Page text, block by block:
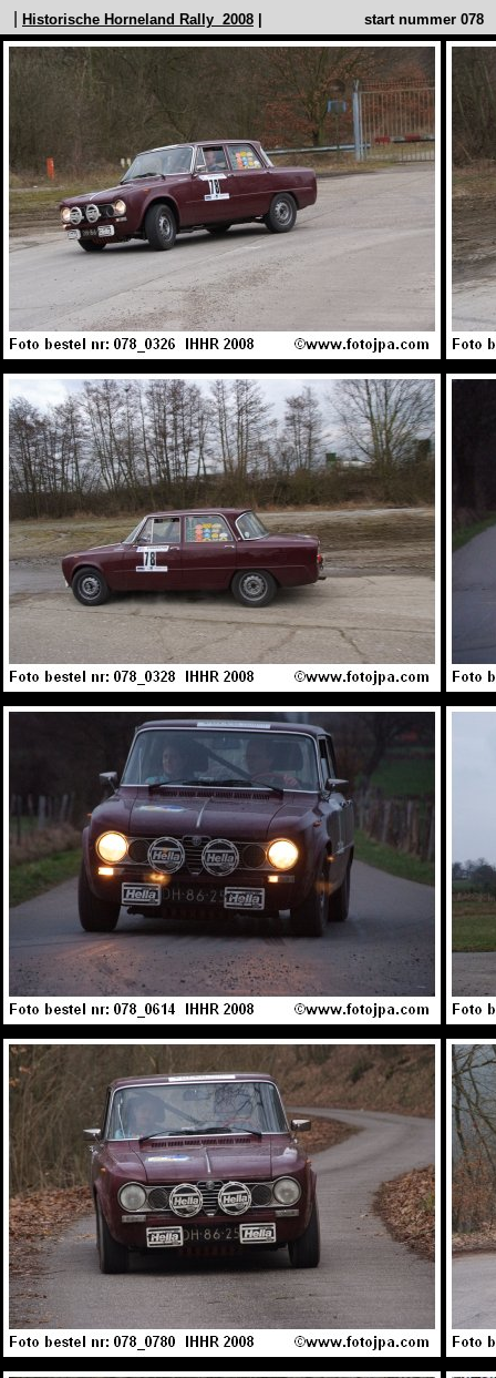
Historische Horneland Rally 2008 | start nummer